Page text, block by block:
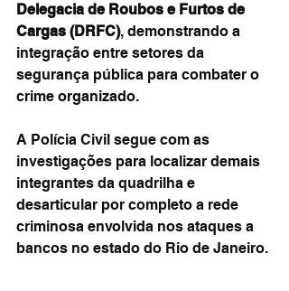
Delegacia de Roubos e Furtos de
Cargas (DRFC), demonstrando a
integração entre setores da
segurança pública para combater o
crime organizado.
A Polícia Civil segue com as
investigações para localizar demais
integrantes da quadrilha e
desarticular por completo a rede
criminosa envolvida nos ataques a
bancos no estado do Rio de Janeiro.